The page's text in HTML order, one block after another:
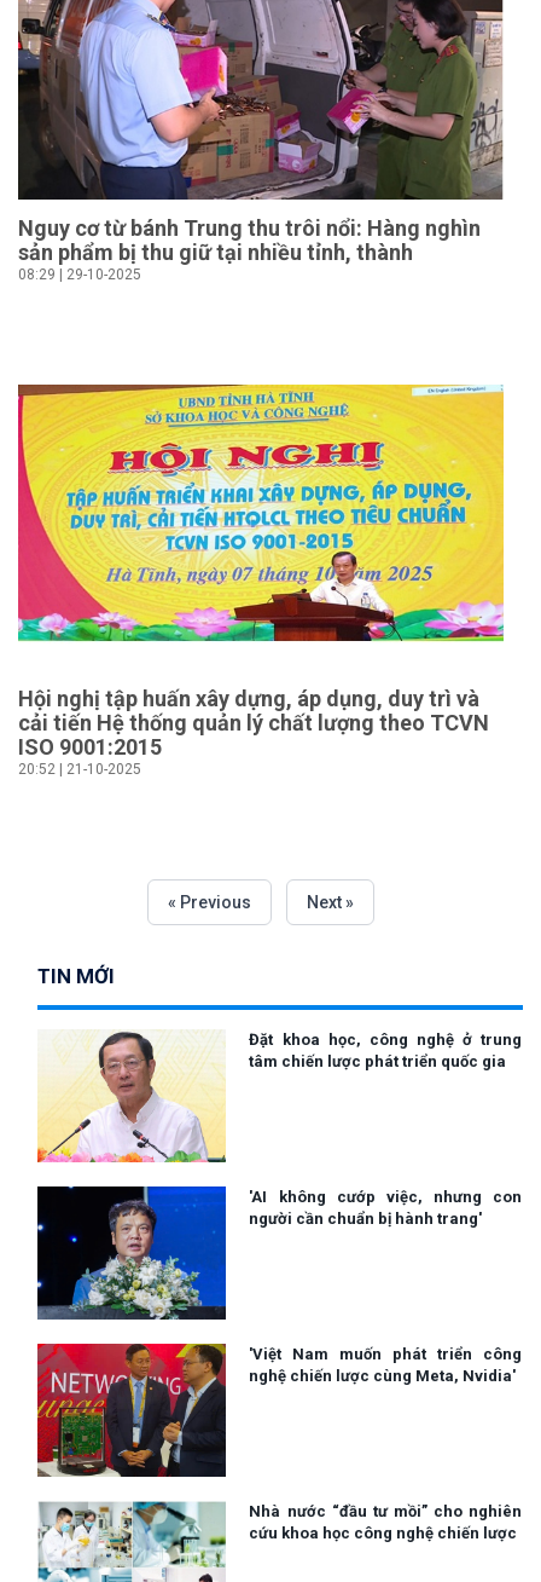
Nguy cơ từ bánh Trung thu trôi nổi: Hàng nghìn
sản phẩm bị thu giữ tại nhiều tỉnh, thành
08:29 | 29-10-2025
Hội nghị tập huấn xây dựng, áp dụng, duy trì và
cải tiến Hệ thống quản lý chất lượng theo TCVN
ISO 9001:2015
20:52 | 21-10-2025
« Previous Next »
TIN MỚI
Đặt khoa học, công nghệ ở trung
tâm chiến lược phát triển quốc gia
'AI không cướp việc, nhưng con
người cần chuẩn bị hành trang'
'Việt Nam muốn phát triển công
nghệ chiến lược cùng Meta, Nvidia'
Nhà nước “đầu tư mồi” cho nghiên
cứu khoa học công nghệ chiến lược